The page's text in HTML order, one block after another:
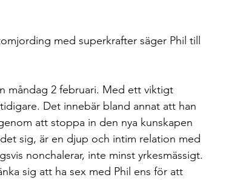
med superkrafter säger Phil till
måndag 2 februari. Med ett viktigt
Det innebär bland annat att han
att stoppa in den nya kunskapen
sig, är en djup och intim relation med
nonchalerar, inte minst yrkesmässigt.
sig att ha sex med Phil ens för att